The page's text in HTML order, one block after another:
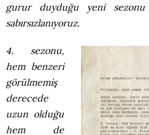
gurur duyduğu yeni sezonu
sabırsızlanıyoruz.
4. sezonu,
hem benzeri
görülmemiş
derecede
uzun olduğu
hem de